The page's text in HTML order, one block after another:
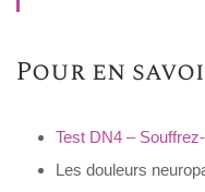
Pour en
Test DN4 –
Les douleurs